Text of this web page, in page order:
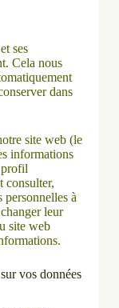
ses
Cela nous
dans
site web (le
informations
profil
consulter,
à
leur
site web
vos données